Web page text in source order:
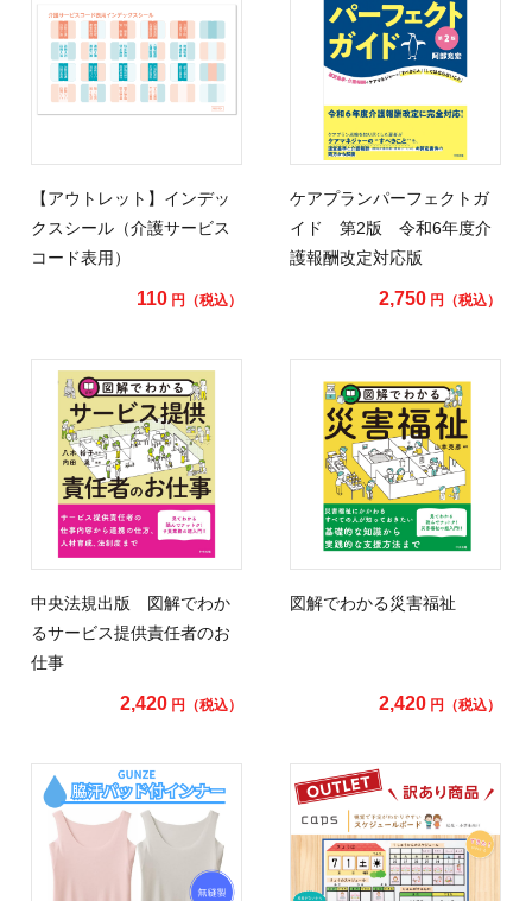
【アウトレット】インデッ
クスシール（介護サービス
コード表用）
110円（税込）
ケアプランパーフェクトガ
イド 第2版 令和6年度介
護報酬改定対応版
2,750 円（税込）
中央法規出版 図解でわか
るサービス提供責任者のお
仕事
2,420円（税込）
図解でわかる災害福祉
2,420 円（税込）